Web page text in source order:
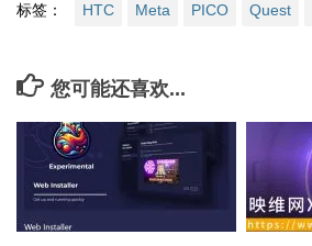
标签： HTC Meta PICO Quest
您可能还喜欢...